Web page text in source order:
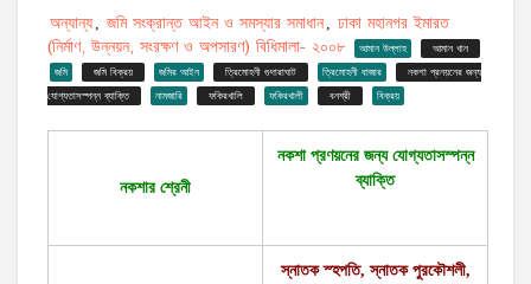
অন্যান্য জমি সংক্রান্ত আইন ও সমস্যার সমাধান ঢাকা মহানগর ইমারত
(নির্মাণ, উন্নয়ন, সংরক্ষণ ও অপসারণ) বিধিমালা- ২০০৮
আমান উল্লাহ
আমান খান
জমি
জমি বিক্রয় জমির আইন ত্রিমোহনী গুদারাঘাট ত্রিমোহনী বাজার
নকশা প্রনয়নের জন্য
যোগ্যতাসস্পন্ন ব্যাক্তি
নামজারি ফকিরখালি ফকিরখালী বনশ্রী বিক্রয়
নকশার শ্রেনী
নকশা প্রণয়নের জন্য যোগ্যতাসস্পন্ন
ব্যাক্তি
স্নাতক স্হপতি, স্নাতক পুরকৌশলী,